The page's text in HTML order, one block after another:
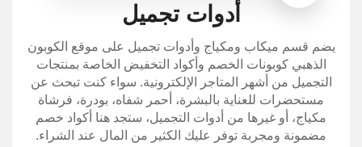
أدوات تجميل
يضم قسم ميكاب ومكياج وأدوات تجميل على موقع الكوبون
الذهبي كوبونات الخصم وأكواد التخفيض الخاصة بمنتجات
التجميل من أشهر المتاجر الإلكترونية. سواء كنت تبحث عن
مستحضرات للعناية بالبشرة، أحمر شفاه، بودرة، فرشاة
مكياج، أو غيرها من أدوات التجميل، ستجد هنا أكواد خصم
مضمونة ومجربة توفر عليك الكثير من المال عند الشراء.